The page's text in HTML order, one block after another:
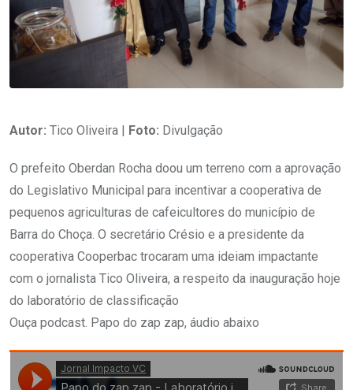
Autor: Tico Oliveira | Foto: Divulgação
O prefeito Oberdan Rocha doou um terreno com a aprovação
do Legislativo Municipal para incentivar a cooperativa de
pequenos agriculturas de cafeicultores do município de
Barra do Choça. O secretário Crésio e a presidente da
cooperativa Cooperbac trocaram uma ideiam impactante
com o jornalista Tico Oliveira, a respeito da inauguração hoje
do laboratório de classificação
Ouça podcast. Papo do zap zap, áudio abaixo